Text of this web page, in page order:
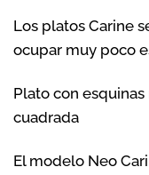
Los platos Carine
ocupar muy poco
Plato con
cuadrada
El modelo Neo